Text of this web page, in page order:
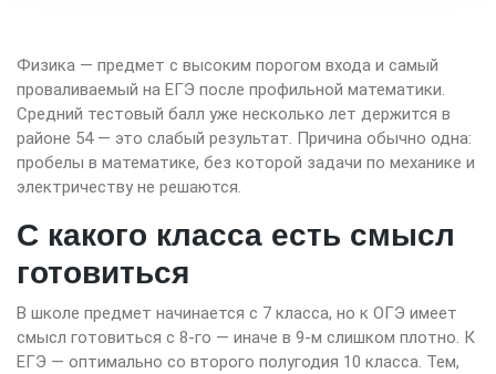
Физика — предмет с высоким порогом входа и самый
проваливаемый на ЕГЭ после профильной математики.
Средний тестовый балл уже несколько лет держится в
районе 54 — это слабый результат. Причина обычно одна:
пробелы в математике, без которой задачи по механике и
электричеству не решаются.
С какого класса есть смысл
готовиться
В школе предмет начинается с 7 класса, но к ОГЭ имеет
смысл готовиться с 8-го — иначе в 9-м слишком плотно. К
ЕГЭ — оптимально со второго полугодия 10 класса. Тем,